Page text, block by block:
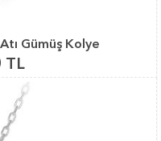
Gümüş Kolye
TL